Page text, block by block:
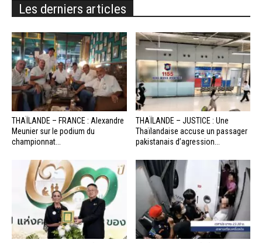
Les derniers articles
THAÏLANDE – FRANCE : Alexandre
Meunier sur le podium du
championnat...
THAÏLANDE – JUSTICE : Une
Thaïlandaise accuse un passager
pakistanais d’agression...